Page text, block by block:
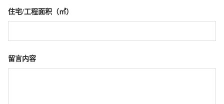
住宅/工程面积（㎡）
留言内容